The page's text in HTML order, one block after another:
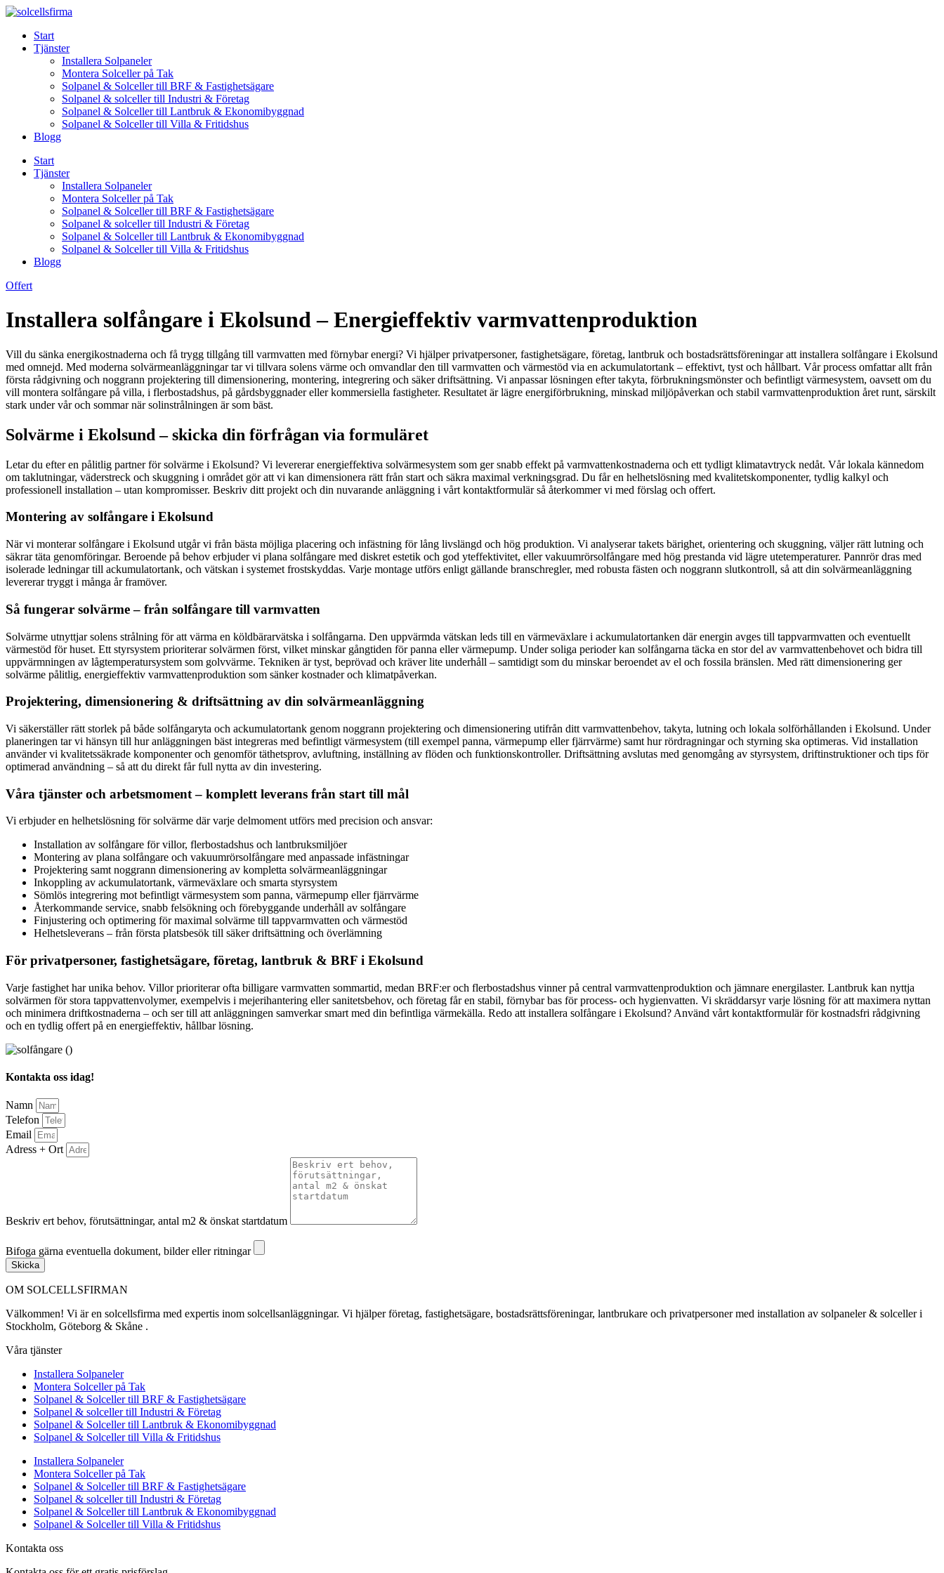
Skip
contentStart
Tjänster
Installera Solpaneler
Montera Solceller på Tak
Solpanel & Solceller till BRF & Fastighetsägare
Solpanel & solceller till Industri & Företag
Solpanel & Solceller till Lantbruk & Ekonomibyggnad
Solpanel & Solceller till Villa & Fritidshus
Blogg
Start
Tjänster
Installera Solpaneler
Montera Solceller på Tak
Solpanel & Solceller till BRF & Fastighetsägare
Solpanel & solceller till Industri & Företag
Solpanel & Solceller till Lantbruk & Ekonomibyggnad
Solpanel & Solceller till Villa & Fritidshus
Blogg
Offert
Installera solfångare i Ekolsund – Energieffektiv varmvattenproduktion
Vill du sänka energikostnaderna och få trygg tillgång till varmvatten med förnybar energi? Vi hjälper privatpersoner, fastighetsägare, företag, lantbruk och bostadsrättsföreningar att installera solfångare i Ekolsund
med omnejd. Med moderna solvärmeanläggningar tar vi tillvara solens värme och omvandlar den till varmvatten och värmestöd via en ackumulatortank – effektivt, tyst och hållbart. Vår process omfattar allt från
första rådgivning och noggrann projektering till dimensionering, montering, integrering och säker driftsättning. Vi anpassar lösningen efter takyta, förbrukningsmönster och befintligt värmesystem, oavsett om du
vill montera solfångare på villa, i flerbostadshus, på gårdsbyggnader eller kommersiella fastigheter. Resultatet är lägre energiförbrukning, minskad miljöpåverkan och stabil varmvattenproduktion året runt, särskilt
stark under vår och sommar när solinstrålningen är som bäst.
Solvärme i Ekolsund – skicka din förfrågan via formuläret
Letar du efter en pålitlig partner för solvärme i Ekolsund? Vi levererar energieffektiva solvärmesystem som ger snabb effekt på varmvattenkostnaderna och ett tydligt klimatavtryck nedåt. Vår lokala kännedom
om taklutningar, väderstreck och skuggning i området gör att vi kan dimensionera rätt från start och säkra maximal verkningsgrad. Du får en helhetslösning med kvalitetskomponenter, tydlig kalkyl och
professionell installation – utan kompromisser. Beskriv ditt projekt och din nuvarande anläggning i vårt kontaktformulär så återkommer vi med förslag och offert.
Montering av solfångare i Ekolsund
När vi monterar solfångare i Ekolsund utgår vi från bästa möjliga placering och infästning för lång livslängd och hög produktion. Vi analyserar takets bärighet, orientering och skuggning, väljer rätt lutning och
säkrar täta genomföringar. Beroende på behov erbjuder vi plana solfångare med diskret estetik och god yteffektivitet, eller vakuumrörsolfångare med hög prestanda vid lägre utetemperaturer. Pannrör dras med
isolerade ledningar till ackumulatortank, och vätskan i systemet frostskyddas. Varje montage utförs enligt gällande branschregler, med robusta fästen och noggrann slutkontroll, så att din solvärmeanläggning
levererar tryggt i många år framöver.
Så fungerar solvärme – från solfångare till varmvatten
Solvärme utnyttjar solens strålning för att värma en köldbärarvätska i solfångarna. Den uppvärmda vätskan leds till en värmeväxlare i ackumulatortanken där energin avges till tappvarmvatten och eventuellt
värmestöd för huset. Ett styrsystem prioriterar solvärmen först, vilket minskar gångtiden för panna eller värmepump. Under soliga perioder kan solfångarna täcka en stor del av varmvattenbehovet och bidra till
uppvärmningen av lågtemperatursystem som golvvärme. Tekniken är tyst, beprövad och kräver lite underhåll – samtidigt som du minskar beroendet av el och fossila bränslen. Med rätt dimensionering ger
solvärme pålitlig, energieffektiv varmvattenproduktion som sänker kostnader och klimatpåverkan.
Projektering, dimensionering & driftsättning av din solvärmeanläggning
Vi säkerställer rätt storlek på både solfångaryta och ackumulatortank genom noggrann projektering och dimensionering utifrån ditt varmvattenbehov, takyta, lutning och lokala solförhållanden i Ekolsund. Under
planeringen tar vi hänsyn till hur anläggningen bäst integreras med befintligt värmesystem (till exempel panna, värmepump eller fjärrvärme) samt hur rördragningar och styrning ska optimeras. Vid installation
använder vi kvalitetssäkrade komponenter och genomför täthetsprov, avluftning, inställning av flöden och funktionskontroller. Driftsättning avslutas med genomgång av styrsystem, driftinstruktioner och tips för
optimerad användning – så att du direkt får full nytta av din investering.
Våra tjänster och arbetsmoment – komplett leverans från start till mål
Vi erbjuder en helhetslösning för solvärme där varje delmoment utförs med precision och ansvar:
Installation av solfångare för villor, flerbostadshus och lantbruksmiljöer
Montering av plana solfångare och vakuumrörsolfångare med anpassade infästningar
Projektering samt noggrann dimensionering av kompletta solvärmeanläggningar
Inkoppling av ackumulatortank, värmeväxlare och smarta styrsystem
Sömlös integrering mot befintligt värmesystem som panna, värmepump eller fjärrvärme
Återkommande service, snabb felsökning och förebyggande underhåll av solfångare
Finjustering och optimering för maximal solvärme till tappvarmvatten och värmestöd
Helhetsleverans – från första platsbesök till säker driftsättning och överlämning
För privatpersoner, fastighetsägare, företag, lantbruk & BRF i Ekolsund
Varje fastighet har unika behov. Villor prioriterar ofta billigare varmvatten sommartid, medan BRF:er och flerbostadshus vinner på central varmvattenproduktion och jämnare energilaster. Lantbruk kan nyttja
solvärmen för stora tappvattenvolymer, exempelvis i mejerihantering eller sanitetsbehov, och företag får en stabil, förnybar bas för process- och hygienvatten. Vi skräddarsyr varje lösning för att maximera nyttan
och minimera driftkostnaderna – och ser till att anläggningen samverkar smart med din befintliga värmekälla. Redo att installera solfångare i Ekolsund? Använd vårt kontaktformulär för kostnadsfri rådgivning
och en tydlig offert på en energieffektiv, hållbar lösning.
Kontakta oss idag!
Namn
Telefon
Email
Adress + Ort
Beskriv ert behov, förutsättningar, antal m2 & önskat startdatum
Bifoga gärna eventuella dokument, bilder eller ritningar
Skicka
OM SOLCELLSFIRMAN
Välkommen! Vi är en solcellsfirma med expertis inom solcellsanläggningar. Vi hjälper företag, fastighetsägare, bostadsrättsföreningar, lantbrukare och privatpersoner med installation av solpaneler & solceller i
Stockholm, Göteborg & Skåne .
Våra tjänster
Installera Solpaneler
Montera Solceller på Tak
Solpanel & Solceller till BRF & Fastighetsägare
Solpanel & solceller till Industri & Företag
Solpanel & Solceller till Lantbruk & Ekonomibyggnad
Solpanel & Solceller till Villa & Fritidshus
Installera Solpaneler
Montera Solceller på Tak
Solpanel & Solceller till BRF & Fastighetsägare
Solpanel & solceller till Industri & Företag
Solpanel & Solceller till Lantbruk & Ekonomibyggnad
Solpanel & Solceller till Villa & Fritidshus
Kontakta oss